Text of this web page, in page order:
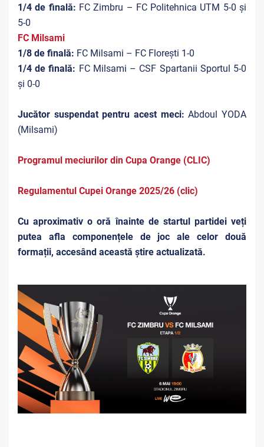
1/4 de finală: FC Zimbru – FC Politehnica UTM 5-0 și
5-0
FC Milsami
1/8 de finală: FC Milsami – FC Florești 1-0
1/4 de finală: FC Milsami – CSF Spartanii Sportul 5-0
și 0-0
Jucător suspendat pentru acest meci:Abdoul YODA
(Milsami)
Programul meciurilor din Cupa Orange (CLIC)
Regulamentul Cupei Orange 2025/26 (clic)
Cu aproximativ o oră înainte de startul partidei veți
putea afla componențele de joc ale celor două
formații, accesând această știre actualizată.